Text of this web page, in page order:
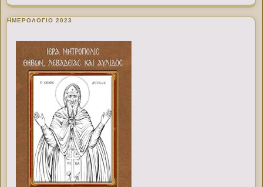
ΗΜΕΡΟΛΟΓΙΟ 2023